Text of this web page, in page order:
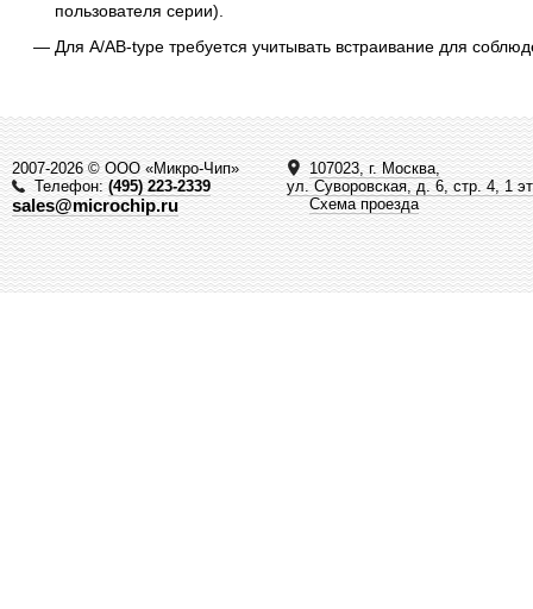
пользователя серии).
Для A/AB-type требуется учитывать встраивание для
2007-2026 © ООО «Микро-Чип»
Телефон:(495) 223-2339
sales@microchip.ru
107023, г. Москва,
ул. Суворовская, д. 6, стр. 4, 1
Схема проезда